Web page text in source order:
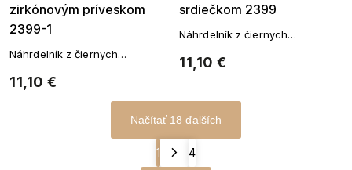
zirkónovým príveskom
2399-1
11,10 €
Náhrdelník z čiernych
príveskom
srdiečkom 2399
11,10 €
Náhrdelník z čiernych
príveskom
Načítať 18 ďalších
1 4